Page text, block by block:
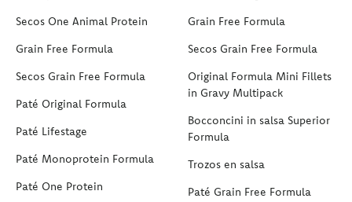
Secos One Animal Protein
Grain Free Formula
Secos Grain Free Formula
Paté Original Formula
Paté Lifestage
Paté Monoprotein Formula
Paté One Protein
Grain Free Formula
Secos Grain Free Formula
Original Formula Mini Fillets
in Gravy Multipack
Bocconcini in salsa Superior
Formula
Trozos en salsa
Paté Grain Free Formula